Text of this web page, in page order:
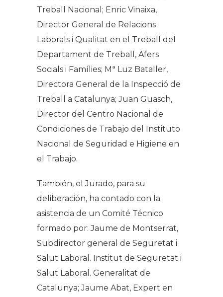
Treball Nacional; Enric Vinaixa,
Director General de Relacions
Laborals i Qualitat en el Treball del
Departament de Treball, Afers
Socials i Famílies; Mª Luz Bataller,
Directora General de la Inspecció de
Treball a Catalunya; Juan Guasch,
Director del Centro Nacional de
Condiciones de Trabajo del Instituto
Nacional de Seguridad e Higiene en
el Trabajo.
También, el Jurado, para su
deliberación, ha contado con la
asistencia de un Comité Técnico
formado por:Jaume de Montserrat,
Subdirector general de Seguretat i
Salut Laboral. Institut de Seguretat i
Salut Laboral. Generalitat de
Catalunya; Jaume Abat, Expert en